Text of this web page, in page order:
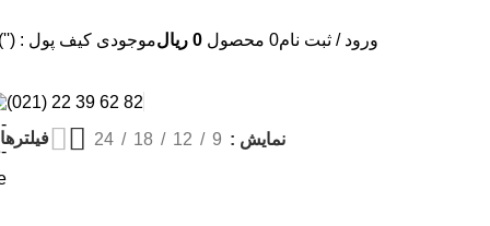
ورود / ثبت نام0 محصول 0 ریالموجودی کیف پول :
82 62 39 22 (021)
نمایش 9
12
18
24 فیلترها